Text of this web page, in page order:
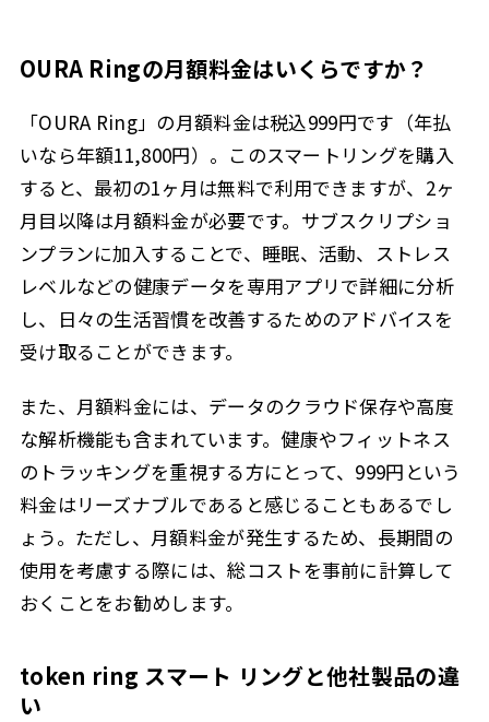
OURA Ringの月額料金はいくらですか？
「OURA Ring」の月額料金は税込999円です（年払
いなら年額11,800円）。このスマートリングを購入
すると、最初の1ヶ月は無料で利用できますが、2ヶ
月目以降は月額料金が必要です。サブスクリプショ
ンプランに加入することで、睡眠、活動、ストレス
レベルなどの健康データを専用アプリで詳細に分析
し、日々の生活習慣を改善するためのアドバイスを
受け取ることができます。
また、月額料金には、データのクラウド保存や高度
な解析機能も含まれています。健康やフィットネス
のトラッキングを重視する方にとって、999円という
料金はリーズナブルであると感じることもあるでし
ょう。ただし、月額料金が発生するため、長期間の
使用を考慮する際には、総コストを事前に計算して
おくことをお勧めします。
token ring スマート リングと他社製品の違
い